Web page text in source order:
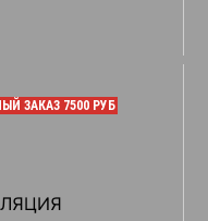
ЗАКАЗ 7500 РУБ